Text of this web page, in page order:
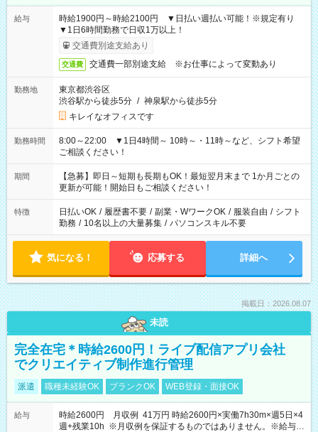
給与
時給1900円～時給2100円 ▼日払い週払い可能！※規定有り
▼1日6時間勤務で日収1万以上！
交通費別途支給あり
交通費 交通費一部別途支給 ※お仕事によって変動あり
勤務地
東京都渋谷区
渋谷駅から徒歩5分 / 神泉駅から徒歩5分
キレイなオフィスです
勤務時間
8:00～22:00 ▼1日4時間～ 10時～・11時～など、シフト希望
ご相談ください！
期間
【急募】即日～短期も長期もOK！最短翌月末まで 1か月ごとの
更新が可能！開始日もご相談ください！
特徴 日払いOK / 履歴書不要 / 副業・WワークOK / 服装自由 / シフト
勤務 / 10名以上の大量募集 / パソコンスキル不要
気になる！ 応募する 詳細へ
掲載日：2026.08.07
未読
完全在宅＊時給2600円！ライブ配信アプリ会社
でクリエイティブ制作進行管理
派遣 職種未経験OK ブランクOK WEB登録・面接OK
給与
時給2600円 月収例 41万円 時給2600円×実働7h30m×週5日×4
週+残業10h ※月収例を保証するものではありません。※給与即